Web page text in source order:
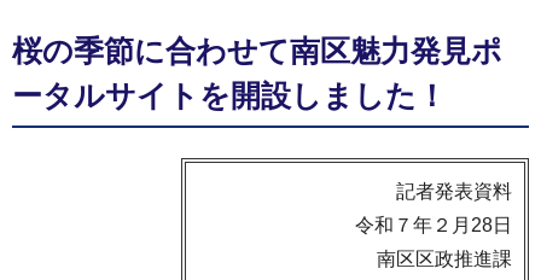
桜の季節に合わせて南区魅力発見ポ
ータルサイトを開設しました！
記者発表資料
令和７年２月28日
南区区政推進課